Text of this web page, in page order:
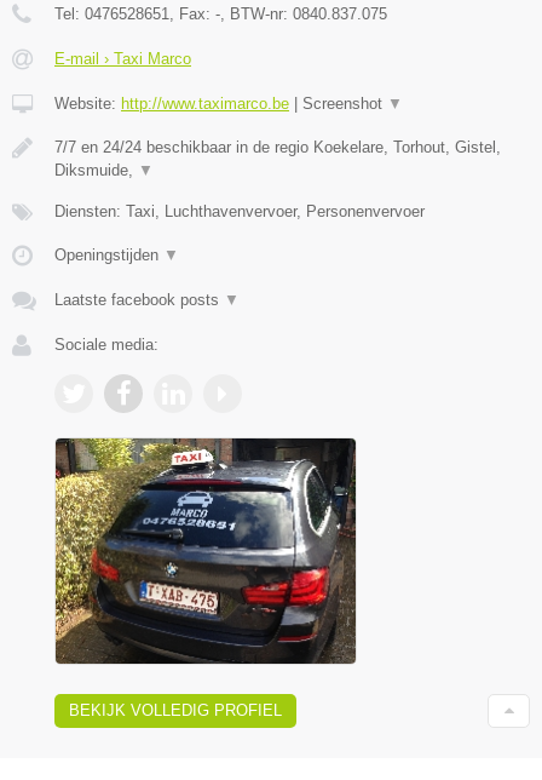
Tel: 0476528651, Fax: -, BTW-nr: 0840.837.075
E-mail › Taxi Marco
Website: http://www.taximarco.be Screenshot ▼
7/7 en 24/24 beschikbaar in de regio Koekelare, Torhout, Gistel,
Diksmuide, ▼
Diensten: Taxi, Luchthavenvervoer, Personenvervoer
Openingstijden ▼
Laatste facebook posts ▼
Sociale media:
BEKIJK VOLLEDIG PROFIEL